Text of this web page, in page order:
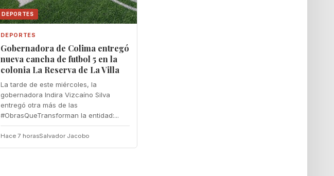
DEPORTES
DEPORTES
Gobernadora de Colima entregó
nueva cancha de futbol 5 en la
colonia La Reserva de La Villa
La tarde de este miércoles, la
gobernadora Indira Vizcaíno Silva
entregó otra más de las
#ObrasQueTransforman la entidad:...
Hace 7 horasSalvador Jacobo